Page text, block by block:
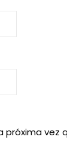
próxima vez